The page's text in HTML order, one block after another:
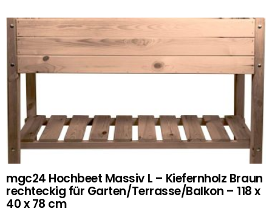
mgc24 Hochbeet Massiv L – Kiefernholz Braun
rechteckig für Garten/Terrasse/Balkon – 118 x
40 x 78 cm